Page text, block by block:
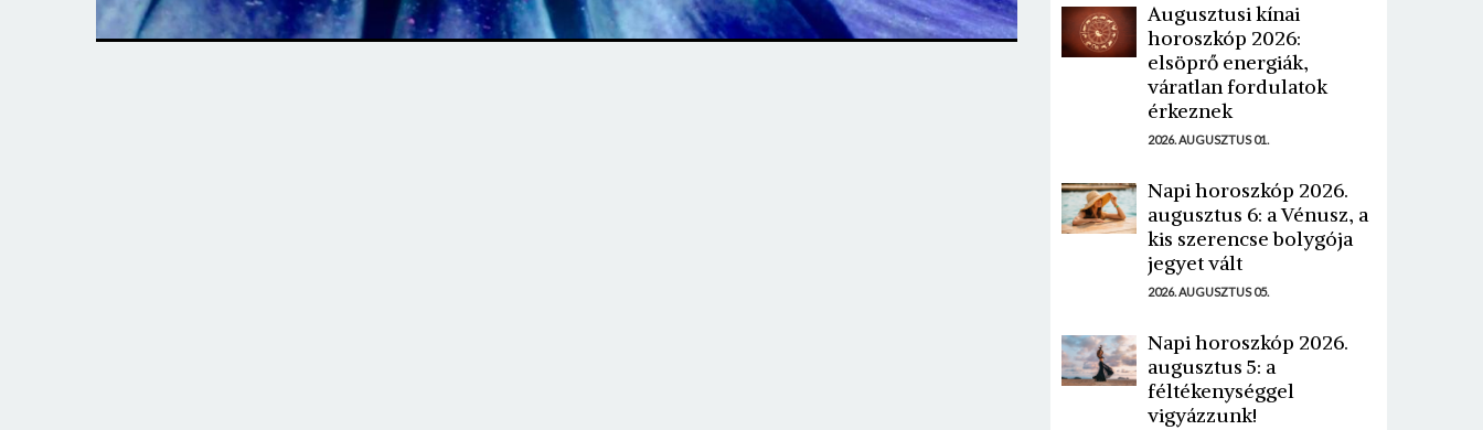
Augusztusi kínai
horoszkóp 2026:
elsöprő energiák,
váratlan fordulatok
érkeznek
2026. AUGUSZTUS 01.
Napi horoszkóp 2026.
augusztus 6: a Vénusz, a
kis szerencse bolygója
jegyet vált
2026. AUGUSZTUS 05.
Napi horoszkóp 2026.
augusztus 5: a
féltékenységgel
vigyázzunk!